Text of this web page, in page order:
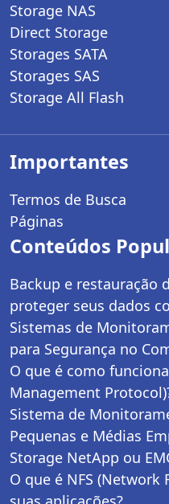
Storage NAS
Direct Storage
Storages SATA
Storages SAS
Storage All Flash
Importantes
Termos de Busca
Páginas
Conteúdos
Backup e restauração
proteger seus dados
Sistemas de
para Segurança no
O que é como
Management
Sistema de
Pequenas e Médias
Storage NetApp ou
O que é NFS (Network